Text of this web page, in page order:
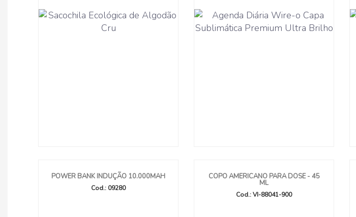
POWER BANK INDUÇÃO 10.000MAH
Cod.: 09280
COPO AMERICANO PARA DOSE - 45
ML
Cod.: VI-88041-900